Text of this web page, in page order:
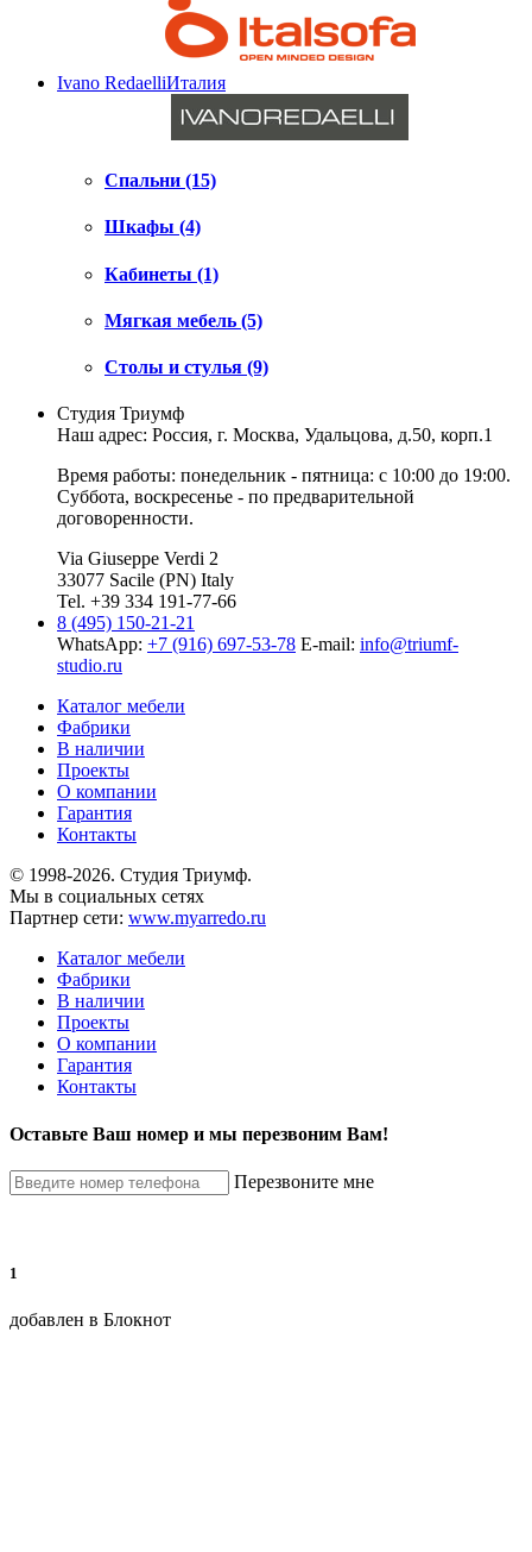
Ivano RedaelliИталия
Спальни (15)
Шкафы (4)
Кабинеты (1)
Мягкая мебель (5)
Столы и стулья (9)
Студия Триумф
Наш адрес: Россия, г. Москва, Удальцова, д.50, корп.1
Время работы: понедельник - пятница: с 10:00 до 19:00.
Суббота, воскресенье - по предварительной
договоренности.
Via Giuseppe Verdi 2
33077 Sacile (PN) Italy
Tel. +39 334 191-77-66
8 (495) 150-21-21
WhatsApp: +7 (916) 697-53-78 E-mail: info@triumf-
studio.ru
Каталог мебели
Фабрики
В наличии
Проекты
О компании
Гарантия
Контакты
© 1998-2026. Студия Триумф.
Мы в социальных сетях
Партнер сети: www.myarredo.ru
Каталог мебели
Фабрики
В наличии
Проекты
О компании
Гарантия
Контакты
Оставьте Ваш номер и мы перезвоним Вам!
Перезвоните мне
1
добавлен в Блокнот